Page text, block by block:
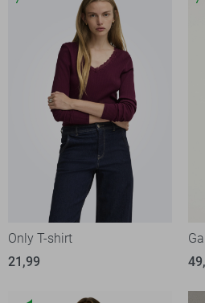
Only T-shirt
21,99